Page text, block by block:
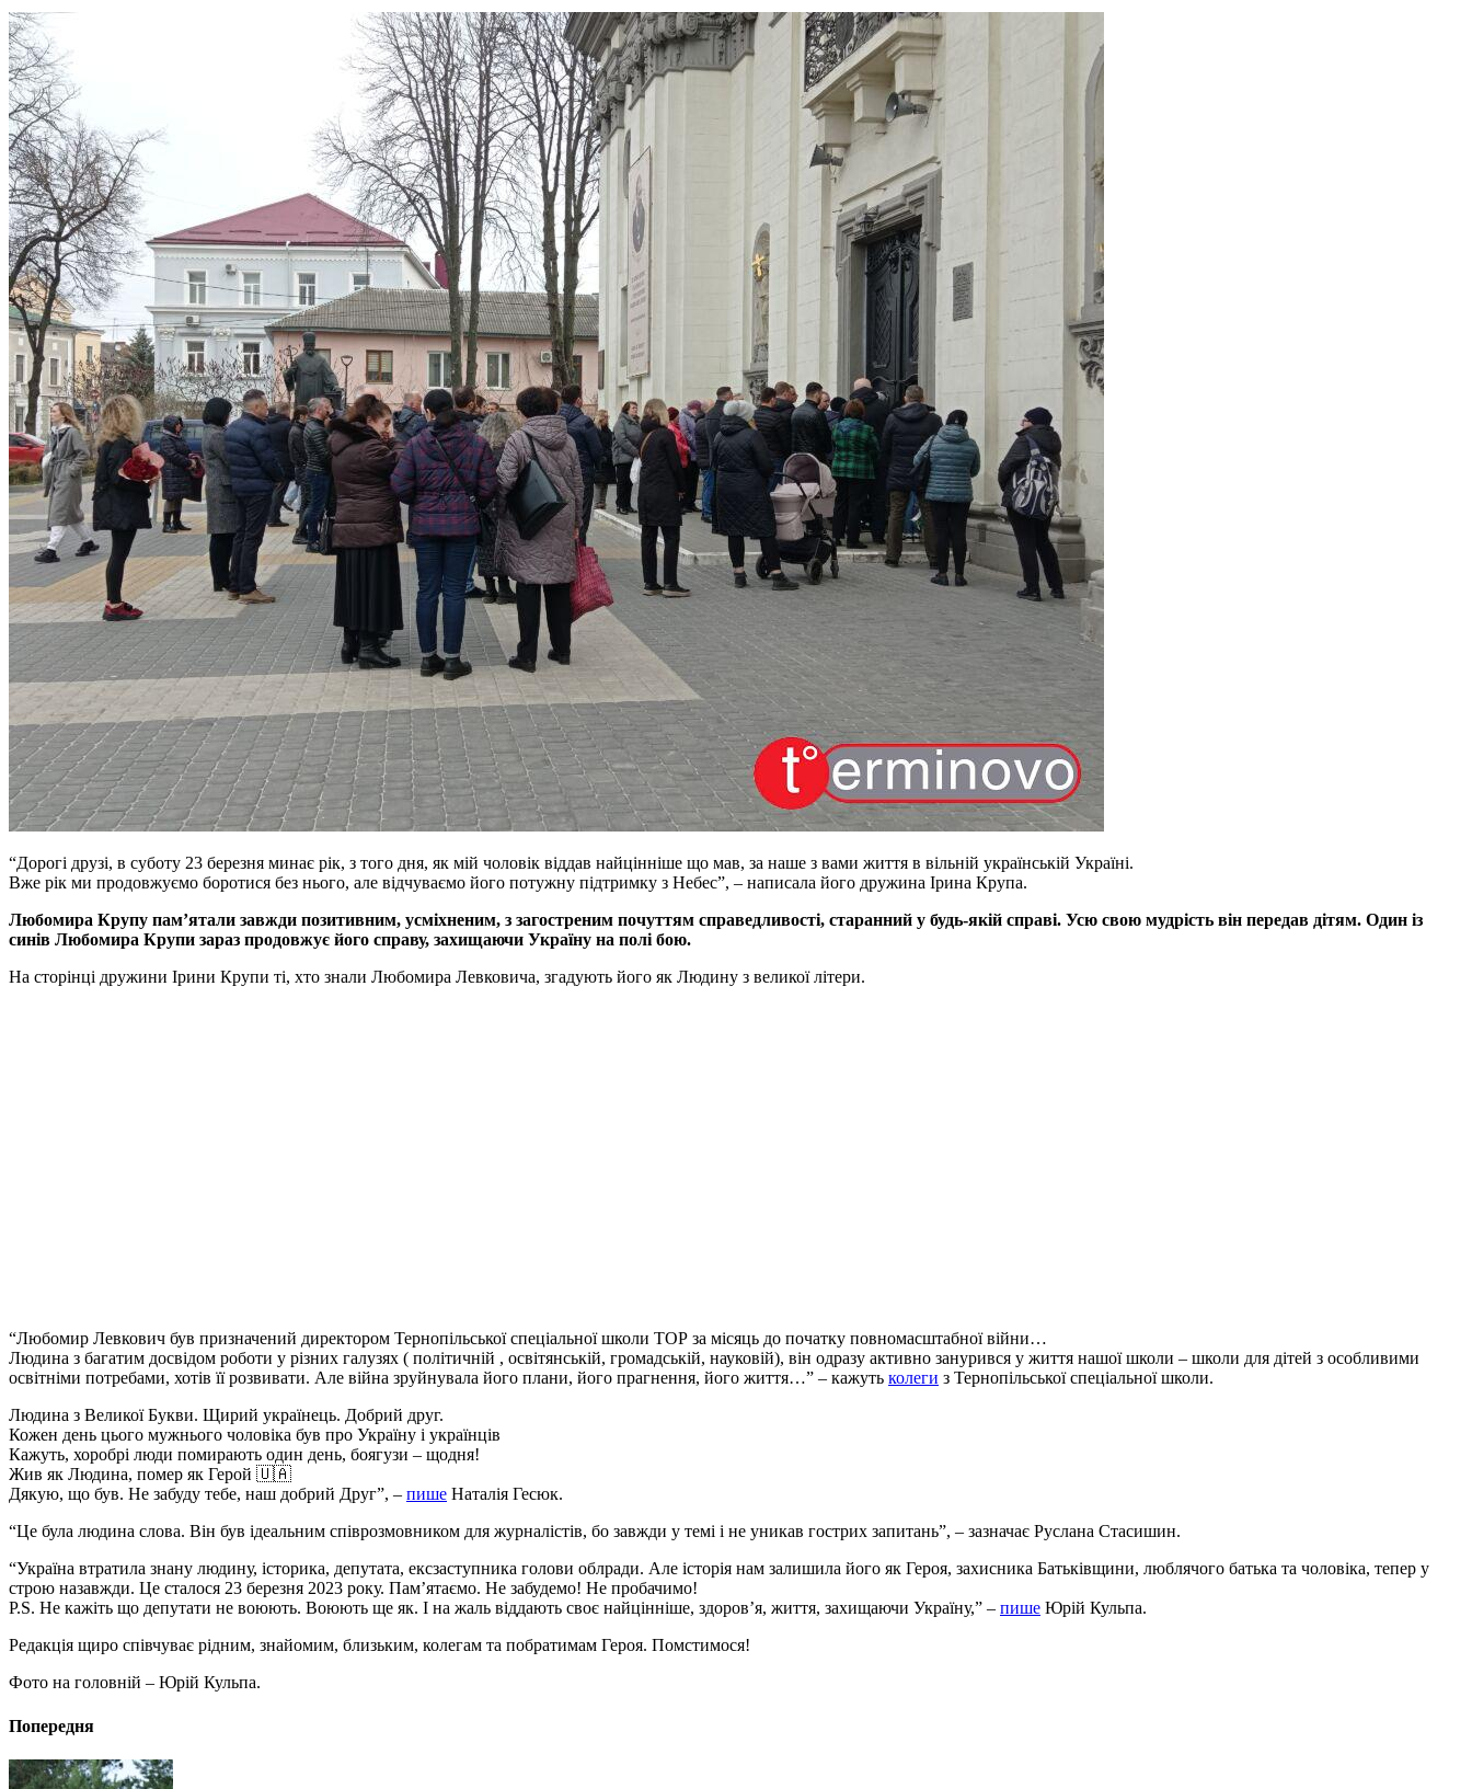
“Дорогі друзі, в суботу 23 березня минає рік, з того дня, як мій чоловік віддав найцінніше що мав, за наше з вами життя в вільній українській Україні.
Вже рік ми продовжуємо боротися без нього, але відчуваємо його потужну підтримку з Небес”, – написала його дружина Ірина Крупа.
Любомира Крупу пам’ятали завжди позитивним, усміхненим, з загостреним почуттям справедливості, старанний у будь-якій справі. Усю свою мудрість він передав дітям. Один із
синів Любомира Крупи зараз продовжує його справу, захищаючи Україну на полі бою.
На сторінці дружини Ірини Крупи ті, хто знали Любомира Левковича, згадують його як Людину з великої літери.
“Любомир Левкович був призначений директором Тернопільської спеціальної школи ТОР за місяць до початку повномасштабної війни…
Людина з багатим досвідом роботи у різних галузях ( політичній , освітянській, громадській, науковій), він одразу активно занурився у життя нашої школи – школи для дітей з особливими
освітніми потребами, хотів її розвивати. Але війна зруйнувала його плани, його прагнення, його життя…” – кажуть колеги з Тернопільської спеціальної школи.
Людина з Великої Букви. Щирий українець. Добрий друг.
Кожен день цього мужнього чоловіка був про Україну і українців
Кажуть, хоробрі люди помирають один день, боягузи – щодня!
Жив як Людина, помер як Герой 🇺🇦
Дякую, що був. Не забуду тебе, наш добрий Друг”, – пише Наталія Гесюк.
“Це була людина слова. Він був ідеальним співрозмовником для журналістів, бо завжди у темі і не уникав гострих запитань”, – зазначає Руслана Стасишин.
“Україна втратила знану людину, історика, депутата, ексзаступника голови облради. Але історія нам залишила його як Героя, захисника Батьківщини, люблячого батька та чоловіка, тепер у
строю назавжди. Це сталося 23 березня 2023 року. Пам’ятаємо. Не забудемо! Не пробачимо!
P.S. Не кажіть що депутати не воюють. Воюють ще як. І на жаль віддають своє найцінніше, здоров’я, життя, захищаючи Україну,” – пише Юрій Кульпа.
Редакція щиро співчуває рідним, знайомим, близьким, колегам та побратимам Героя. Помстимося!
Фото на головній – Юрій Кульпа.
Попередня